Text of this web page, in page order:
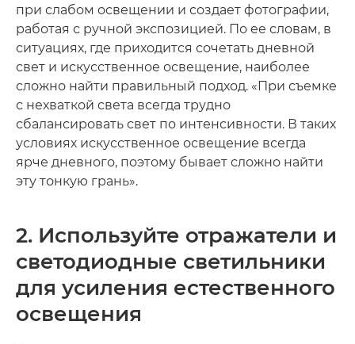
при слабом освещении и создает фотографии,
работая с ручной экспозицией. По ее словам, в
ситуациях, где приходится сочетать дневной
свет и искусственное освещение, наиболее
сложно найти правильный подход. «При съемке
с нехваткой света всегда трудно
сбалансировать свет по интенсивности. В таких
условиях искусственное освещение всегда
ярче дневного, поэтому бывает сложно найти
эту тонкую грань».
2. Используйте отражатели и
светодиодные светильники
для усиления естественного
освещения